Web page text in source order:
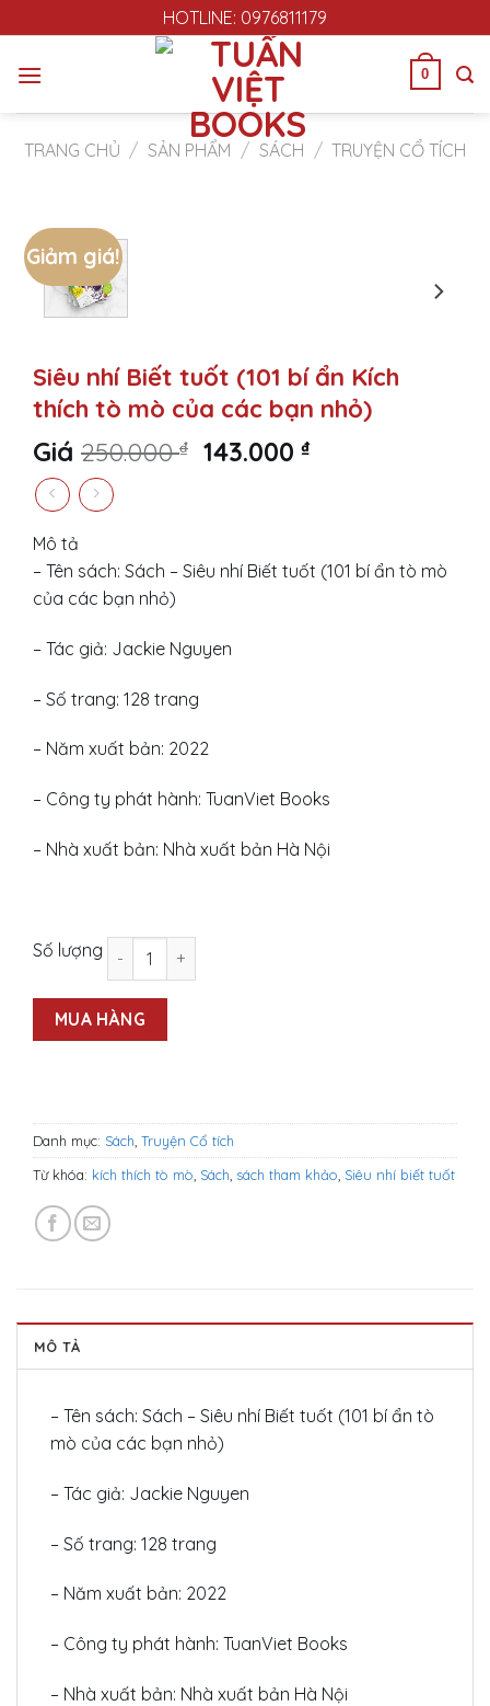
to
content
HOTLINE: 0976811179
0
TRANG CHỦ / SẢN PHẨM / SÁCH / TRUYỆN CỔ TÍCH
Giảm giá!
Siêu nhí Biết tuốt (101 bí ẩn Kích
thích tò mò của các bạn nhỏ)
Giá 250.000₫
Original
143.000 ₫Current
Mô tả
– Tên sách: Sách – Siêu nhí Biết tuốt (101 bí ẩn tò mò
của các bạn nhỏ)
– Tác giả: Jackie Nguyen
– Số trang: 128 trang
– Năm xuất bản: 2022
– Công ty phát hành: TuanViet Books
– Nhà xuất bản: Nhà xuất bản Hà Nội
Số lượng Siêu nhí Biết tuốt (101 bí ẩn Kích thích tò mò
MUA HÀNG
Danh mục: Sách Truyện Cổ tích
Từ khóa: kích thích tò mò Sách sách tham khảo Siêu nhí biết tuốt
MÔ TẢ
– Tên sách: Sách – Siêu nhí Biết tuốt (101 bí ẩn tò
mò của các bạn nhỏ)
– Tác giả: Jackie Nguyen
– Số trang: 128 trang
– Năm xuất bản: 2022
– Công ty phát hành: TuanViet Books
– Nhà xuất bản: Nhà xuất bản Hà Nội